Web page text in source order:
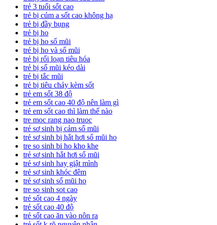
trẻ 3 tuổi sốt cao
trẻ bị cúm a sốt cao không hạ
trẻ bị đầy bụng
trẻ bị ho
trẻ bị ho sổ mũi
trẻ bị ho và sổ mũi
trẻ bị rối loạn tiêu hóa
trẻ bị sổ mũi kéo dài
trẻ bị tắc mũi
trẻ bị tiêu chảy kèm sốt
trẻ em sốt 38 độ
trẻ em sốt cao 40 độ nên làm gì
trẻ em sốt cao thì làm thế nào
tre moc rang nao truoc
trẻ sơ sinh bị cảm sổ mũi
trẻ sơ sinh bị hắt hơi sổ mũi ho
tre so sinh bi ho kho khe
trẻ sơ sinh hắt hơi sổ mũi
trẻ sơ sinh hay giật mình
trẻ sơ sinh khóc đêm
trẻ sơ sinh sổ mũi ho
tre so sinh sot cao
trẻ sốt cao 4 ngày
trẻ sốt cao 40 độ
trẻ sốt cao ăn vào nôn ra